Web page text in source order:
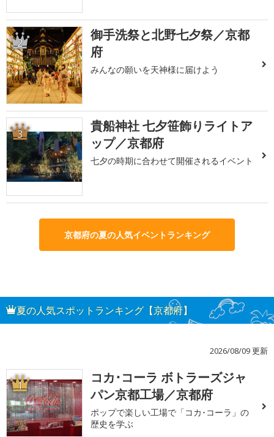
2
御手洗祭と北野七夕祭／京都
府
みんなの願いを天神様に届けよう
3
貴船神社 七夕笹飾りライトア
ップ／京都府
七夕の時期に合わせて開催されるイベント
京都府の夏の人気イベントランキング
夏の人気スポットランキング【京都府】
2026/08/09 更新
1
コカ･コーラ ボトラーズジャ
パン京都工場／京都府
ポップで楽しい工場で「コカ･コーラ」の
歴史を学ぶ